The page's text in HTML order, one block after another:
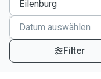
Filter